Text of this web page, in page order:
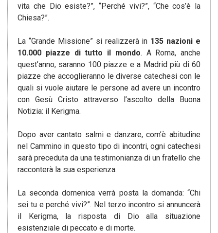
vita che Dio esiste?”, “Perché vivi?”, “Che cos’è la
Chiesa?”.
La “Grande Missione” si realizzerà in 135 nazioni e
10.000 piazze di tutto il mondo. A Roma, anche
quest’anno, saranno 100 piazze e a Madrid più di 60
piazze che accoglieranno le diverse catechesi con le
quali si vuole aiutare le persone ad avere un incontro
con Gesù Cristo attraverso l’ascolto della Buona
Notizia: il Kerigma.
Dopo aver cantato salmi e danzare, com’è abitudine
nel Cammino in questo tipo di incontri, ogni catechesi
sarà preceduta da una testimonianza di un fratello che
racconterà la sua esperienza.
La seconda domenica verrà posta la domanda: “Chi
sei tu e perché vivi?”. Nel terzo incontro si annuncerà
il Kerigma, la risposta di Dio alla situazione
esistenziale di peccato e di morte.